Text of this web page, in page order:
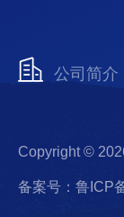
公司简介
Copyright ©
备案号：鲁ICP